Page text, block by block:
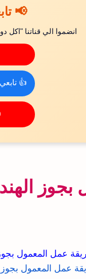
📢
انضموا الي قناتنا "اكل
👍
الهند
عمل المعمول بجوز